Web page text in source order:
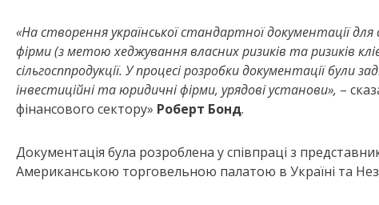
«На створення української стандартної документації
фірми (з метою хеджування власних ризиків та ризиків
сільгосппродукції. У процесі розробки документації були
інвестиційні та юридичні фірми, урядові установи», –
фінансового сектору» Роберт Бонд.
Документація була розроблена у співпраці з
Американською торговельною палатою в Україні та